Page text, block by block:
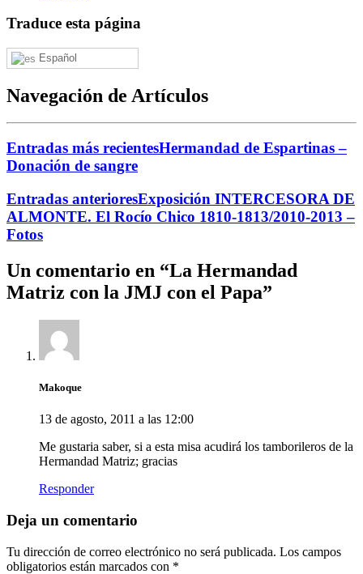
Traduce esta página
Español
Navegación de Artículos
Entradas más recientesHermandad de Espartinas –
Donación de sangre
Entradas anterioresExposición INTERCESORA DE
ALMONTE. El Rocío Chico 1810-1813/2010-2013 –
Fotos
Un comentario en “La Hermandad
Matriz con la JMJ con el Papa”
Makoque
13 de agosto, 2011 a las 12:00
Me gustaria saber, si a esta misa acudirá los tamborileros de la
Hermandad Matriz; gracias
Responder
Deja un comentario
Tu dirección de correo electrónico no será publicada. Los campos
obligatorios están marcados con *